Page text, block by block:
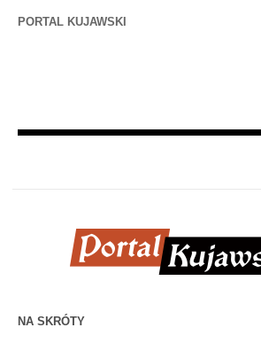
PORTAL KUJAWSKI
NA SKRÓTY